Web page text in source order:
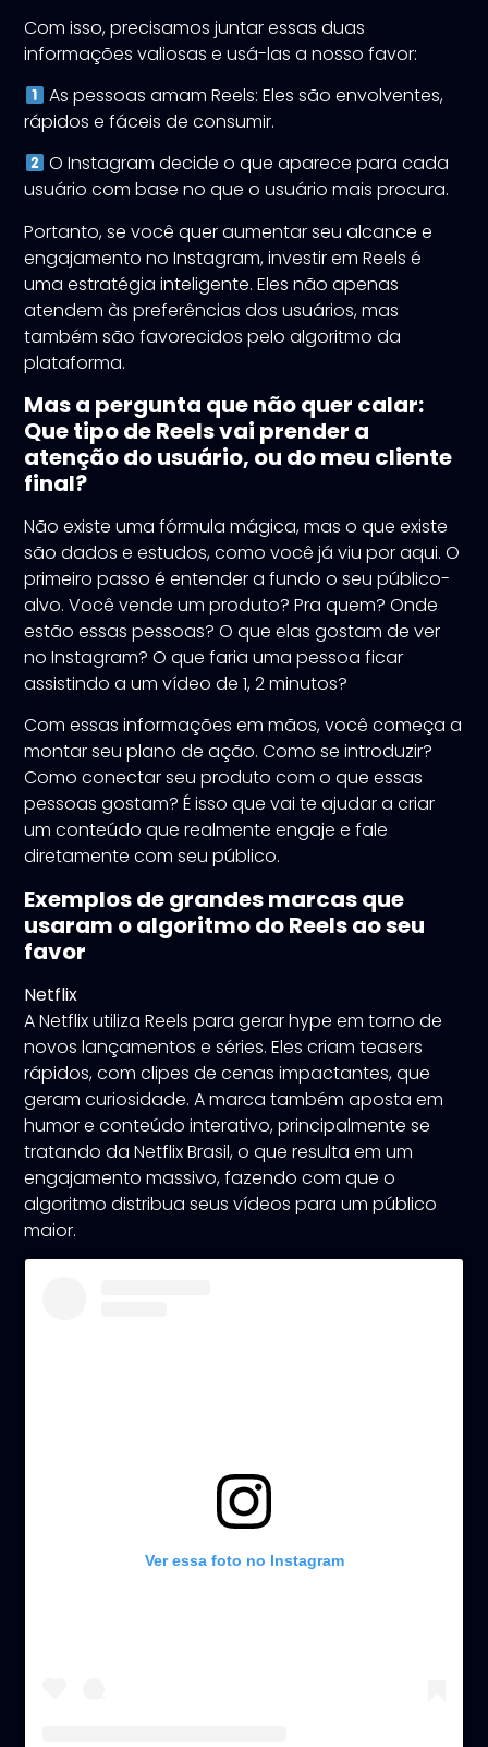
Com isso, precisamos juntar essas duas
informações valiosas e usá-las a nosso favor:
As pessoas amam Reels: Eles são envolventes,
rápidos e fáceis de consumir.​
O Instagram decide o que aparece para cada
usuário com base no que o usuário mais procura.​
Portanto, se você quer aumentar seu alcance e
engajamento no Instagram, investir em Reels é
uma estratégia inteligente. Eles não apenas
atendem às preferências dos usuários, mas
também são favorecidos pelo algoritmo da
plataforma.
Mas a pergunta que não quer calar:
Que tipo de Reels vai prender a
atenção do usuário, ou do meu cliente
final?
Não existe uma fórmula mágica, mas o que existe
são dados e estudos, como você já viu por aqui. O
primeiro passo é entender a fundo o seu público-
alvo. Você vende um produto? Pra quem? Onde
estão essas pessoas? O que elas gostam de ver
no Instagram? O que faria uma pessoa ficar
assistindo a um vídeo de 1, 2 minutos?
Com essas informações em mãos, você começa a
montar seu plano de ação. Como se introduzir?
Como conectar seu produto com o que essas
pessoas gostam? É isso que vai te ajudar a criar
um conteúdo que realmente engaje e fale
diretamente com seu público.
Exemplos de grandes marcas que
usaram o algoritmo do Reels ao seu
favor
Netflix
A Netflix utiliza Reels para gerar hype em torno de
novos lançamentos e séries. Eles criam teasers
rápidos, com clipes de cenas impactantes, que
geram curiosidade. A marca também aposta em
humor e conteúdo interativo, principalmente se
tratando da Netflix Brasil, o que resulta em um
engajamento massivo, fazendo com que o
algoritmo distribua seus vídeos para um público
maior.
Ver essa foto no Instagram